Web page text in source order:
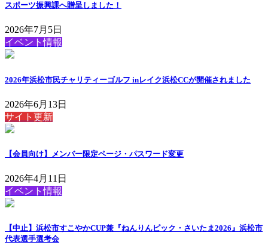
スポーツ振興課へ贈呈しました！
2026年7月5日
イベント情報
2026年浜松市民チャリティーゴルフ inレイク浜松CCが開催されました
2026年6月13日
サイト更新
【会員向け】メンバー限定ページ・パスワード変更
2026年4月11日
イベント情報
【中止】浜松市すこやかCUP兼『ねんりんピック・さいたま2026』浜松市
代表選手選考会